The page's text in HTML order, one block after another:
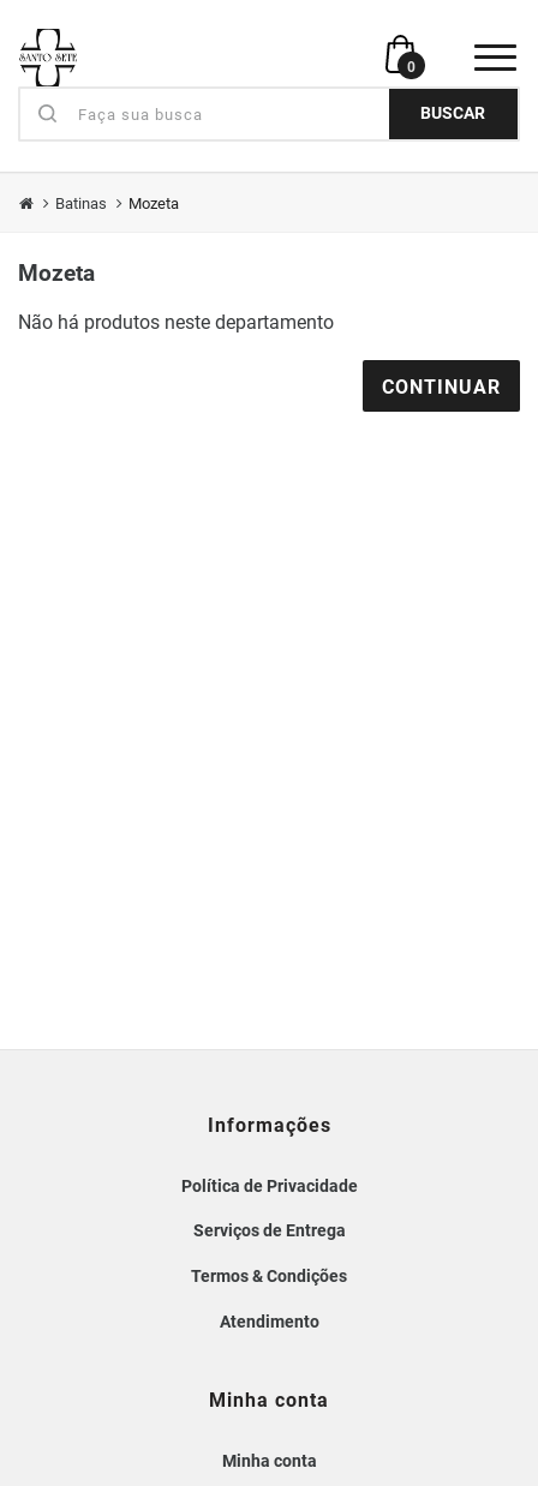
BUSCAR
0
Batinas Mozeta
Mozeta
Não há produtos neste departamento
CONTINUAR
Informações
Política de Privacidade
Serviços de Entrega
Termos & Condições
Atendimento
Minha conta
Minha conta